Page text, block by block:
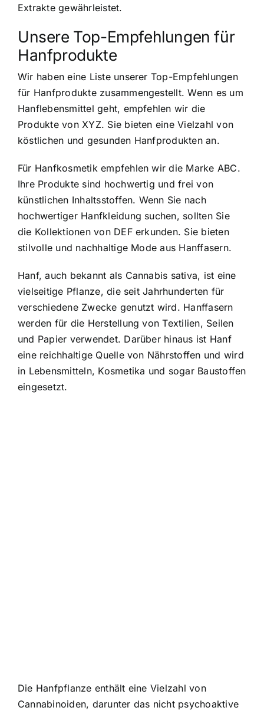
Extrakte gewährleistet.
Unsere Top-Empfehlungen für
Hanfprodukte
Wir haben eine Liste unserer Top-Empfehlungen
für Hanfprodukte zusammengestellt. Wenn es um
Hanflebensmittel geht, empfehlen wir die
Produkte von XYZ. Sie bieten eine Vielzahl von
köstlichen und gesunden Hanfprodukten an.
Für Hanfkosmetik empfehlen wir die Marke ABC.
Ihre Produkte sind hochwertig und frei von
künstlichen Inhaltsstoffen. Wenn Sie nach
hochwertiger Hanfkleidung suchen, sollten Sie
die Kollektionen von DEF erkunden. Sie bieten
stilvolle und nachhaltige Mode aus Hanffasern.
Hanf, auch bekannt als Cannabis sativa, ist eine
vielseitige Pflanze, die seit Jahrhunderten für
verschiedene Zwecke genutzt wird. Hanffasern
werden für die Herstellung von Textilien, Seilen
und Papier verwendet. Darüber hinaus ist Hanf
eine reichhaltige Quelle von Nährstoffen und wird
in Lebensmitteln, Kosmetika und sogar Baustoffen
eingesetzt.
Die Hanfpflanze enthält eine Vielzahl von
Cannabinoiden, darunter das nicht psychoaktive